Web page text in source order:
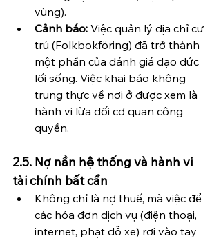
vùng).
Cảnh báo: Việc quản lý địa chỉ cư
trú (Folkbokföring) đã trở thành
một phần của đánh giá đạo đức
lối sống. Việc khai báo không
trung thực về nơi ở được xem là
hành vi lừa dối cơ quan công
quyền.
2.5. Nợ nần hệ thống và hành vi
tài chính bất cẩn
Không chỉ là nợ thuế, mà việc để
các hóa đơn dịch vụ (điện thoại,
internet, phạt đỗ xe) rơi vào tay